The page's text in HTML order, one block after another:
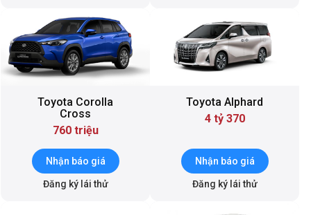
Toyota Corolla
Cross
760 triệu
Nhận báo giá
Đăng ký lái thử
Toyota Alphard
4 tỷ 370
Nhận báo giá
Đăng ký lái thử